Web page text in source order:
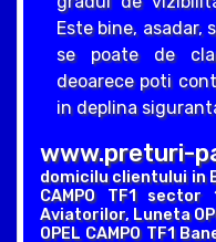
Este bine,
se poate de
deoarece poti
in deplina
www.preturi-
domicilu clientului in
CAMPO TF1 sector
Aviatorilor, Luneta
OPEL CAMPO TF1